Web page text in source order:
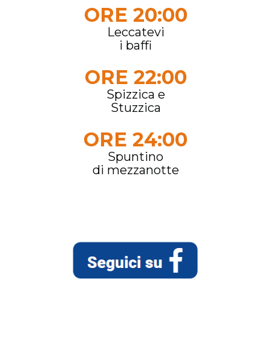
ORE 20:00
Leccatevi
i baffi
ORE 22:00
Spizzica e
Stuzzica
ORE 24:00
Spuntino
di mezzanotte